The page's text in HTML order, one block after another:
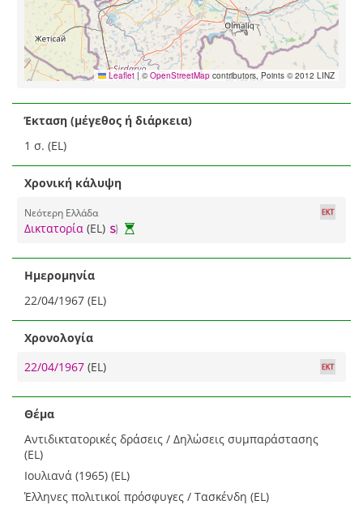
Leaflet | ©OpenStreetMap contributors, Points © 2012 LINZ
Έκταση (μέγεθος ή διάρκεια)
1 σ. (EL)
Χρονική κάλυψη
Νεότερη Ελλάδα
Δικτατορία (EL)
Ημερομηνία
22/04/1967 (EL)
Χρονολογία
22/04/1967 (EL)
Θέμα
Αντιδικτατορικές δράσεις / Δηλώσεις συμπαράστασης
(EL)
Ιουλιανά (1965) (EL)
Έλληνες πολιτικοί πρόσφυγες / Τασκένδη (EL)